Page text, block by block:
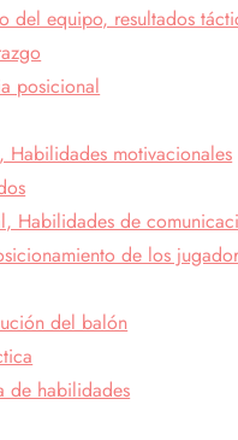
del equipo, resultados
posicional
motivacionales
Habilidades de
de los
del balón
de habilidades